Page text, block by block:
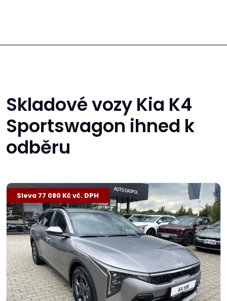
Skladové vozy Kia K4
Sportswagon ihned k
odběru
-11 %
Sleva 77 080 Kč vč. DPH